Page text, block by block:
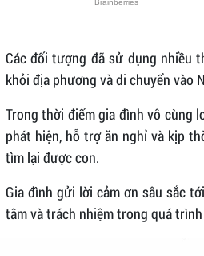
Các đối tượng đã sử dụng nhiều
khỏi địa phương và di chuyển vào
Trong thời điểm gia đình vô cùng
phát hiện, hỗ trợ ăn nghỉ và kịp
tìm lại được con.
Gia đình gửi lời cảm ơn sâu sắc
tâm và trách nhiệm trong quá